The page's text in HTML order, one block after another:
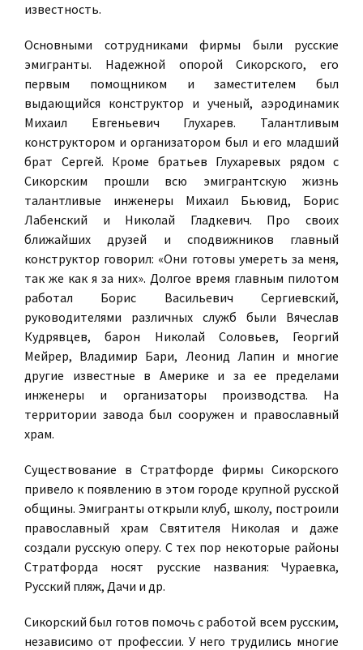
известность.
Основными сотрудниками фирмы были русские
эмигранты. Надежной опорой Сикорского, его
первым помощником и заместителем был
выдающийся конструктор и ученый, аэродинамик
Михаил Евгеньевич Глухарев. Талантливым
конструктором и организатором был и его младший
брат Сергей. Кроме братьев Глухаревых рядом с
Сикорским прошли всю эмигрантскую жизнь
талантливые инженеры Михаил Бьювид, Борис
Лабенский и Николай Гладкевич. Про своих
ближайших друзей и сподвижников главный
конструктор говорил: «Они готовы умереть за меня,
так же как я за них». Долгое время главным пилотом
работал Борис Васильевич Сергиевский,
руководителями различных служб были Вячеслав
Кудрявцев, барон Николай Соловьев, Георгий
Мейрер, Владимир Бари, Леонид Лапин и многие
другие известные в Америке и за ее пределами
инженеры и организаторы производства. На
территории завода был сооружен и православный
храм.
Существование в Стратфорде фирмы Сикорского
привело к появлению в этом городе крупной русской
общины. Эмигранты открыли клуб, школу, построили
православный храм Святителя Николая и даже
создали русскую оперу. С тех пор некоторые районы
Стратфорда носят русские названия: Чураевка,
Русский пляж, Дачи и др.
Сикорский был готов помочь с работой всем русским,
независимо от профессии. У него трудились многие